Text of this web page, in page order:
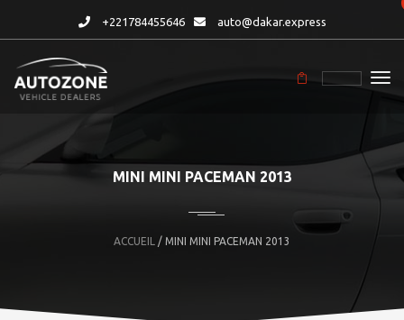
+221784455646 auto@dakar.express
MINI MINI PACEMAN 2013
ACCUEIL / MINI MINI PACEMAN 2013